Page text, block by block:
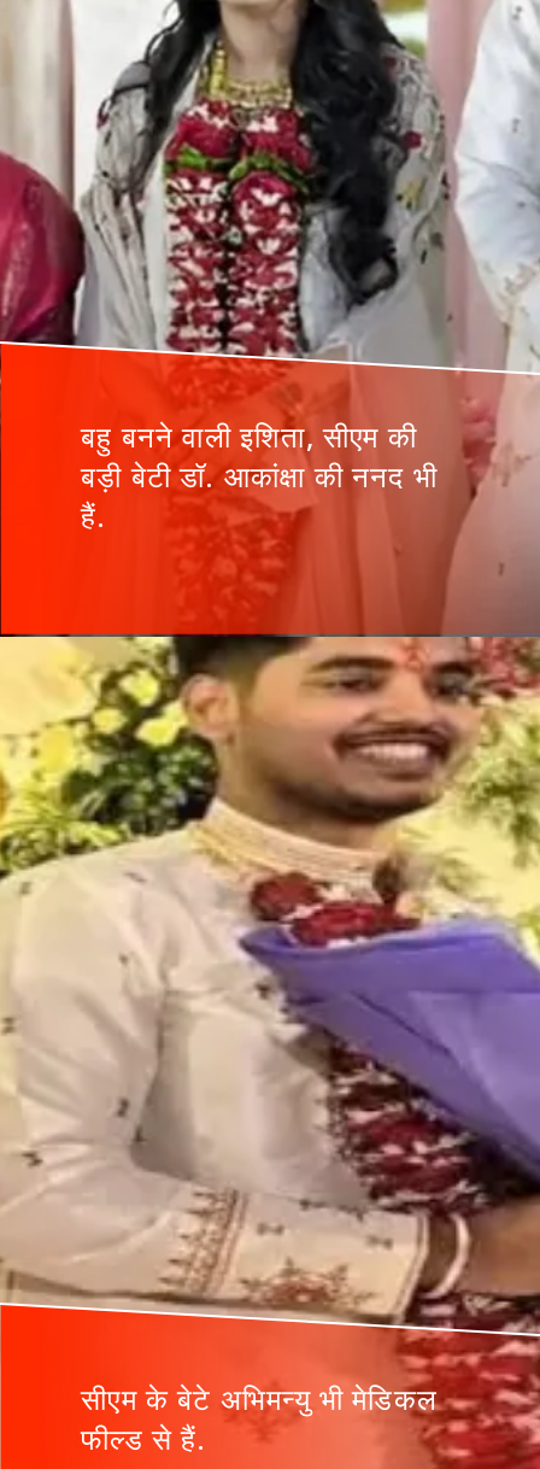
बहु बनने वाली इशिता, सीएम की
बड़ी बेटी डॉ. आकांक्षा की ननद भी
हैं.
सीएम के बेटे अभिमन्यु भी मेडिकल
फील्ड से हैं.